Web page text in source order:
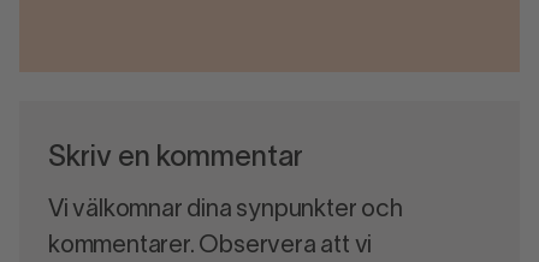
Skriv en kommentar
Vi välkomnar dina synpunkter och
kommentarer. Observera att vi